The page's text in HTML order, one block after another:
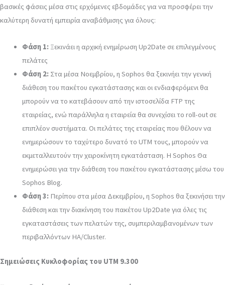
βασικές φάσεις μέσα στις ερχόμενες εβδομάδες για να προσφέρει την
καλύτερη δυνατή εμπειρία αναβάθμισης για όλους:
Φάση 1: Ξεκινάει η αρχική ενημέρωση Up2Date σε επιλεγμένους
πελάτες
Φάση 2: Στα μέσα Νοεμβρίου, η Sophos θα ξεκινήει την γενική
διάθεση του πακέτου εγκατάστασης και οι ενδιαφερόμενι θα
μπορούν να το κατεβάσουν από την ιστοσελίδα FTP της
εταιρείας, ενώ παράλληλα η εταιρεία θα συνεχίσει το roll-out σε
επιπλέον συστήματα. Οι πελάτες της εταιρείας που θέλουν να
ενημερώσουν το ταχύτερο δυνατό το UTM τους, μπορούν να
εκμεταλλευτούν την χειροκίνητη εγκατάσταση. Η Sophos Θα
ενημερώσει για την διάθεση του πακέτου εγκατάστασης μέσω του
Sophos Blog.
Φάση 3: Περίπου στα μέσα Δεκεμβρίου, η Sophos θα ξεκινήσει την
διάθεση και την διακίνηση του πακέτου Up2Date για όλες τις
εγκαταστάσεις των πελατών της, συμπεριλαμβανομένων των
περιβαλλόντων HA/Cluster.
Σημειώσεις Κυκλοφορίας του UTM 9.300